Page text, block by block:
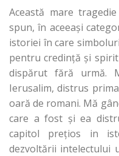
Această mare
spun, în aceeași
istoriei în care
pentru credință și
dispărut fără urmă.
Ierusalim, distrus
oară de romani. Mă
care a fost și ea
capitol prețios in
dezvoltării intelectului